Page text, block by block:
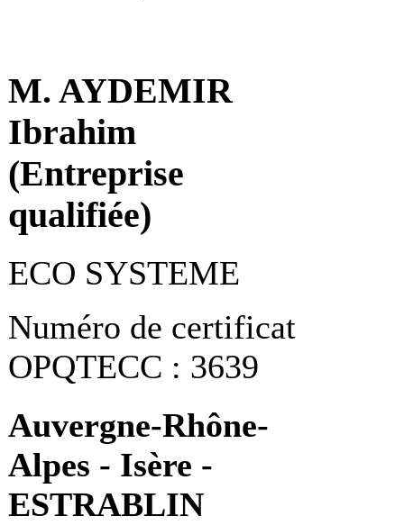
M. AYDEMIR
Ibrahim
(Entreprise
qualifiée)
ECO SYSTEME
Numéro de certificat
OPQTECC : 3639
Auvergne-Rhône-
Alpes - Isère -
ESTRABLIN